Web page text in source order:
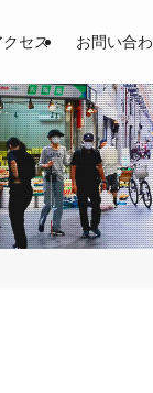
店街、東
クセス お問い合